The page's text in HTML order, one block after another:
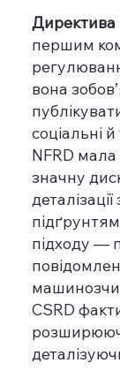
Директива
першим
вона
соціальні
NFRD
значну
підходу —
CSRD